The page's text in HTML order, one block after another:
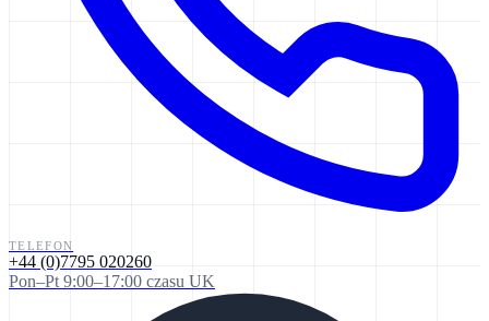
TELEFON
+44 (0)7795 020260
Pon–Pt 9:00–17:00 czasu UK